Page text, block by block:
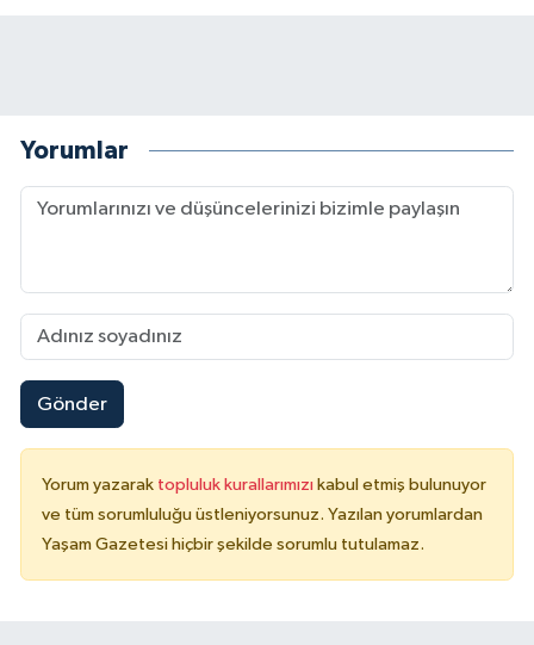
Yorumlar
Gönder
Yorum yazarak topluluk kurallarımızı kabul etmiş bulunuyor
ve tüm sorumluluğu üstleniyorsunuz. Yazılan yorumlardan
Yaşam Gazetesi hiçbir şekilde sorumlu tutulamaz.